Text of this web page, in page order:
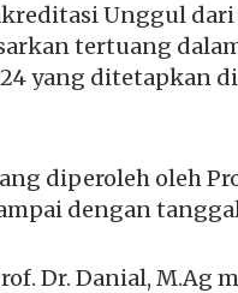
Unggul
tertuang
yang ditetapkan
diperoleh oleh
dengan
Dr. Danial, M.Ag